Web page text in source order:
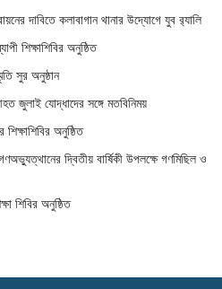
দাবিতে কলাবাগান থানার উদ্যোগে যুব র‌্যালি
শিক্ষাশিবির অনুষ্ঠিত
সুর অনুষ্ঠান
জুলাই যোদ্ধাদের সঙ্গে মতবিনিময়
অনুষ্ঠিত
দ্বিতীয় বার্ষিকী উপলক্ষে গণমিছিল ও
শিবির অনুষ্ঠিত